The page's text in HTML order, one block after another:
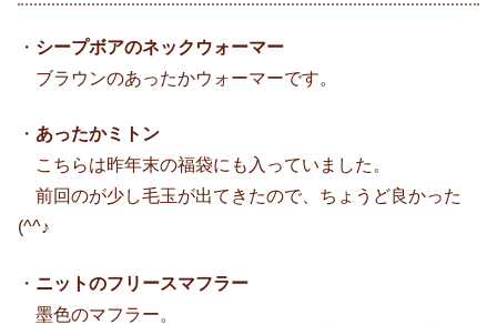
・ シープボアのネックウォーマー
ブラウンのあったかウォーマーです。
・ あったかミトン
こちらは昨年末の福袋にも入っていました。
前回のが少し毛玉が出てきたので、ちょうど良かった
(^^♪
・ ニットのフリースマフラー
墨色のマフラー。